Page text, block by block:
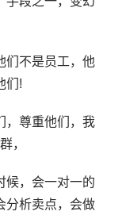
们不是员工，他
们!
，尊重他们，我
，
候，会一对一的
分析卖点，会做